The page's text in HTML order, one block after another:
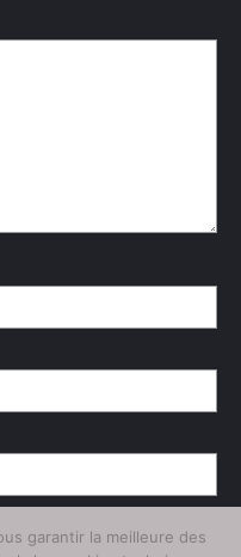
garantir la meilleure des